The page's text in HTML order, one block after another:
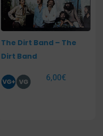
The Dirt Band – The
Dirt Band
6,00€